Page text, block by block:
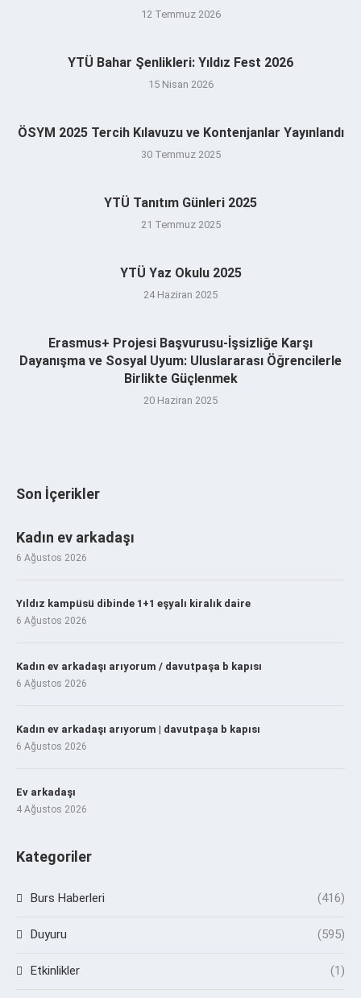
12 Temmuz 2026
YTÜ Bahar Şenlikleri: Yıldız Fest 2026
15 Nisan 2026
ÖSYM 2025 Tercih Kılavuzu ve Kontenjanlar Yayınlandı
30 Temmuz 2025
YTÜ Tanıtım Günleri 2025
21 Temmuz 2025
YTÜ Yaz Okulu 2025
24 Haziran 2025
Erasmus+ Projesi Başvurusu-İşsizliğe Karşı
Dayanışma ve Sosyal Uyum: Uluslararası Öğrencilerle
Birlikte Güçlenmek
20 Haziran 2025
Son İçerikler
Kadın ev arkadaşı
6 Ağustos 2026
Yıldız kampüsü dibinde 1+1 eşyalı kiralık daire
6 Ağustos 2026
Kadın ev arkadaşı arıyorum / davutpaşa b kapısı
6 Ağustos 2026
Kadın ev arkadaşı arıyorum | davutpaşa b kapısı
6 Ağustos 2026
Ev arkadaşı
4 Ağustos 2026
Kategoriler
Burs Haberleri (416)
Duyuru (595)
Etkinlikler (1)